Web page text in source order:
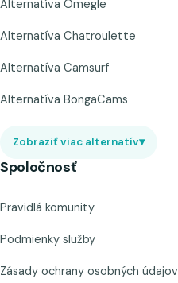
Alternatíva Omegle
Alternatíva Chatroulette
Alternatíva Camsurf
Alternatíva BongaCams
Zobraziť viac alternatív▾
Spoločnosť
Pravidlá komunity
Podmienky služby
Zásady ochrany osobných údajov